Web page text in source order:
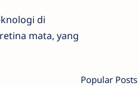
di
mata, yang
Popular Posts